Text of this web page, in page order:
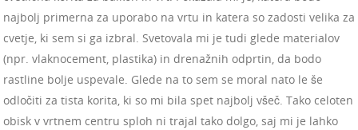
najbolj primerna za uporabo na vrtu in katera so zadosti velika za
cvetje, ki sem si ga izbral. Svetovala mi je tudi glede materialov
(npr. vlaknocement, plastika) in drenažnih odprtin, da bodo
rastline bolje uspevale. Glede na to sem se moral nato le še
odločiti za tista korita, ki so mi bila spet najbolj všeč. Tako celoten
obisk v vrtnem centru sploh ni trajal tako dolgo, saj mi je lahko